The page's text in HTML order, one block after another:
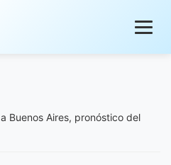
Buenos Aires, pronóstico del